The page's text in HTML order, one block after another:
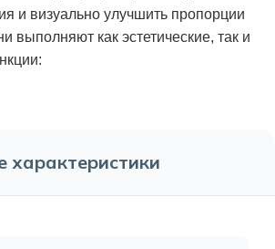
и визуально улучшить пропорции
выполняют как эстетические, так и
характеристики